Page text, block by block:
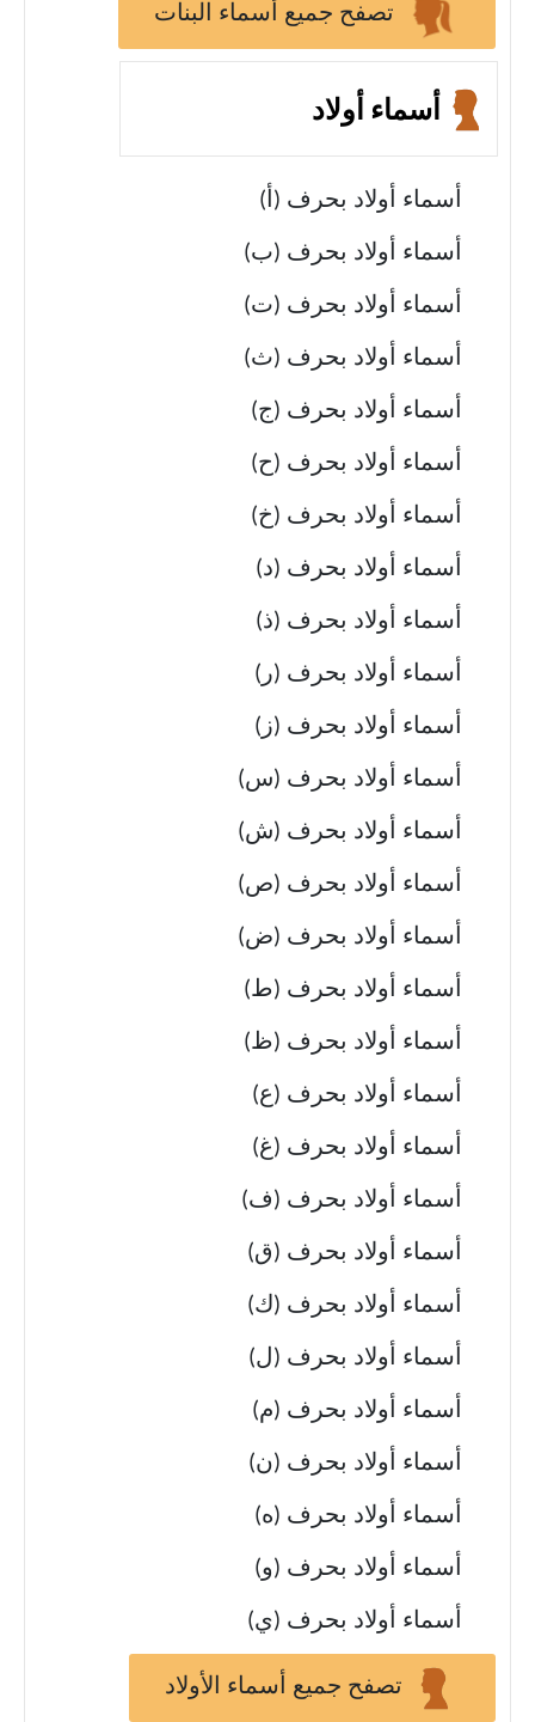
تصفح جميع أسماء البنات
أسماء أولاد
أسماء أولاد بحرف (أ)
أسماء أولاد بحرف (ب)
أسماء أولاد بحرف (ت)
أسماء أولاد بحرف (ث)
أسماء أولاد بحرف (ج)
أسماء أولاد بحرف (ح)
أسماء أولاد بحرف (خ)
أسماء أولاد بحرف (د)
أسماء أولاد بحرف (ذ)
أسماء أولاد بحرف (ر)
أسماء أولاد بحرف (ز)
أسماء أولاد بحرف (س)
أسماء أولاد بحرف (ش)
أسماء أولاد بحرف (ص)
أسماء أولاد بحرف (ض)
أسماء أولاد بحرف (ط)
أسماء أولاد بحرف (ظ)
أسماء أولاد بحرف (ع)
أسماء أولاد بحرف (غ)
أسماء أولاد بحرف (ف)
أسماء أولاد بحرف (ق)
أسماء أولاد بحرف (ك)
أسماء أولاد بحرف (ل)
أسماء أولاد بحرف (م)
أسماء أولاد بحرف (ن)
أسماء أولاد بحرف (ه)
أسماء أولاد بحرف (و)
أسماء أولاد بحرف (ي)
تصفح جميع أسماء الأولاد